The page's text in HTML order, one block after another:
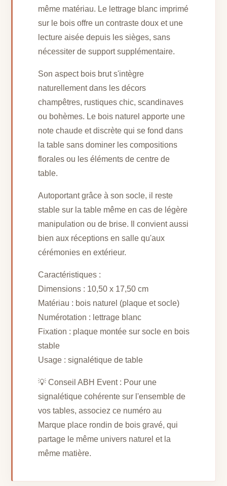
même matériau. Le lettrage blanc imprimé
sur le bois offre un contraste doux et une
lecture aisée depuis les sièges, sans
nécessiter de support supplémentaire.
Son aspect bois brut s'intègre
naturellement dans les décors
champêtres, rustiques chic, scandinaves
ou bohèmes. Le bois naturel apporte une
note chaude et discrète qui se fond dans
la table sans dominer les compositions
florales ou les éléments de centre de
table.
Autoportant grâce à son socle, il reste
stable sur la table même en cas de légère
manipulation ou de brise. Il convient aussi
bien aux réceptions en salle qu'aux
cérémonies en extérieur.
Caractéristiques :
Dimensions : 10,50 x 17,50 cm
Matériau : bois naturel (plaque et socle)
Numérotation : lettrage blanc
Fixation : plaque montée sur socle en bois
stable
Usage : signalétique de table
💡 Conseil ABH Event : Pour une
signalétique cohérente sur l'ensemble de
vos tables, associez ce numéro au
Marque place rondin de bois gravé, qui
partage le même univers naturel et la
même matière.